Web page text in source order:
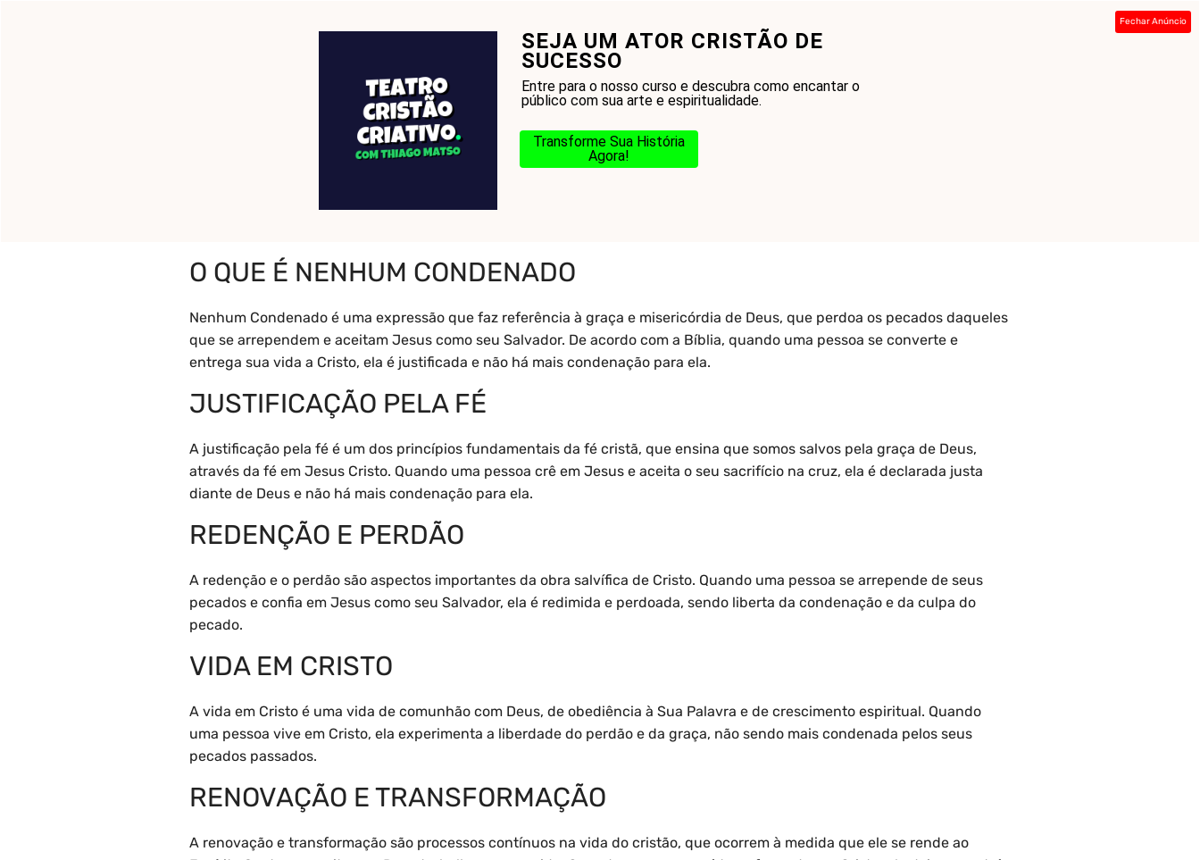
SEJA UM ATOR CRISTÃO DE
SUCESSO
Entre para o nosso curso e descubra como encantar o
público com sua arte e espiritualidade.
Transforme Sua História
Agora!
Fechar Anúncio
Glossário Blog Na Jornada
O QUE É NENHUM CONDENADO
Nenhum Condenado é uma expressão que faz referência à graça e misericórdia de Deus, que perdoa os pecados daqueles
que se arrependem e aceitam Jesus como seu Salvador. De acordo com a Bíblia, quando uma pessoa se converte e
entrega sua vida a Cristo, ela é justificada e não há mais condenação para ela.
JUSTIFICAÇÃO PELA FÉ
A justificação pela fé é um dos princípios fundamentais da fé cristã, que ensina que somos salvos pela graça de Deus,
através da fé em Jesus Cristo. Quando uma pessoa crê em Jesus e aceita o seu sacrifício na cruz, ela é declarada justa
diante de Deus e não há mais condenação para ela.
REDENÇÃO E PERDÃO
A redenção e o perdão são aspectos importantes da obra salvífica de Cristo. Quando uma pessoa se arrepende de seus
pecados e confia em Jesus como seu Salvador, ela é redimida e perdoada, sendo liberta da condenação e da culpa do
pecado.
VIDA EM CRISTO
A vida em Cristo é uma vida de comunhão com Deus, de obediência à Sua Palavra e de crescimento espiritual. Quando
uma pessoa vive em Cristo, ela experimenta a liberdade do perdão e da graça, não sendo mais condenada pelos seus
pecados passados.
RENOVAÇÃO E TRANSFORMAÇÃO
A renovação e transformação são processos contínuos na vida do cristão, que ocorrem à medida que ele se rende ao